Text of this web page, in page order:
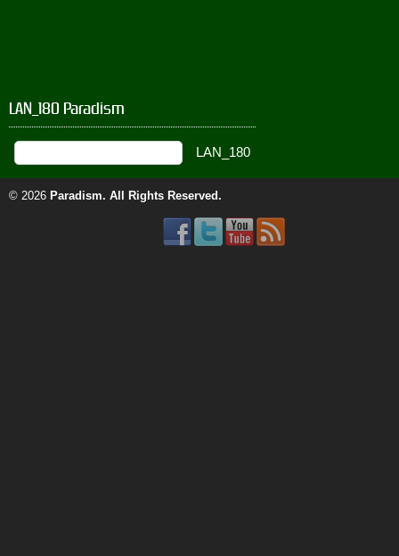
LAN_180 Paradism
© 2026 Paradism. All Rights Reserved.